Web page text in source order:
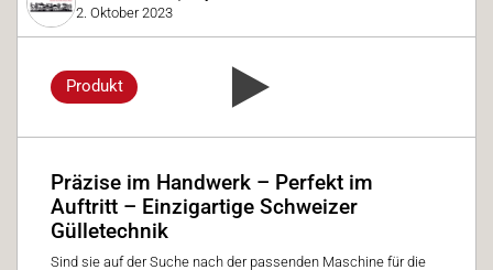
2. Oktober 2023
Produkt
Präzise im Handwerk – Perfekt im
Auftritt – Einzigartige Schweizer
Gülletechnik
Sind sie auf der Suche nach der passenden Maschine für die